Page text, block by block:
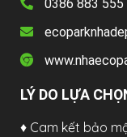
0386 883 555
LÝ DO LỰA
♦ Cam kết bảo